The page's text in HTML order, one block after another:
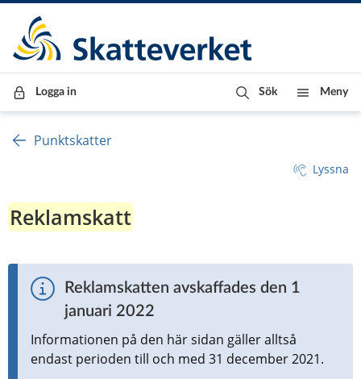
Till innehåll
Till navigationen
Till chattrobot
Logga in Sök Meny
Punktskatter
Lyssna
Reklamskatt
Reklamskatten avskaffades den 1
januari 2022
Informationen på den här sidan gäller alltså
endast perioden till och med 31 december 2021.